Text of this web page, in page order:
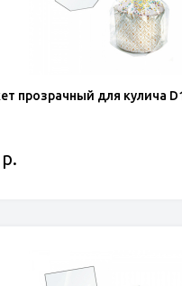
прозрачный для кулича